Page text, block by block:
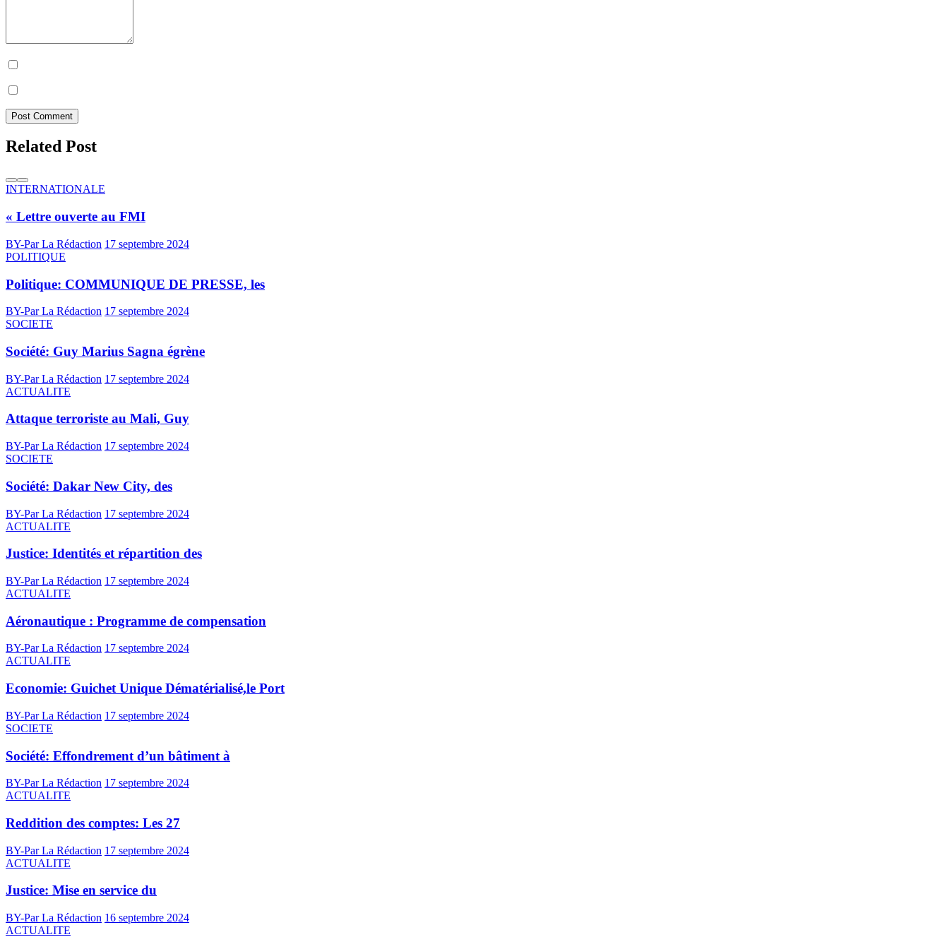
Post Comment
Related Post
INTERNATIONALE
« Lettre ouverte au FMI
BY-Par La Rédaction 17 septembre 2024
POLITIQUE
Politique: COMMUNIQUE DE PRESSE, les
BY-Par La Rédaction 17 septembre 2024
SOCIETE
Société: Guy Marius Sagna égrène
BY-Par La Rédaction 17 septembre 2024
ACTUALITE
Attaque terroriste au Mali, Guy
BY-Par La Rédaction 17 septembre 2024
SOCIETE
Société: Dakar New City, des
BY-Par La Rédaction 17 septembre 2024
ACTUALITE
Justice: Identités et répartition des
BY-Par La Rédaction 17 septembre 2024
ACTUALITE
Aéronautique : Programme de compensation
BY-Par La Rédaction 17 septembre 2024
ACTUALITE
Economie: Guichet Unique Dématérialisé,le Port
BY-Par La Rédaction 17 septembre 2024
SOCIETE
Société: Effondrement d’un bâtiment à
BY-Par La Rédaction 17 septembre 2024
ACTUALITE
Reddition des comptes: Les 27
BY-Par La Rédaction 17 septembre 2024
ACTUALITE
Justice: Mise en service du
BY-Par La Rédaction 16 septembre 2024
ACTUALITE